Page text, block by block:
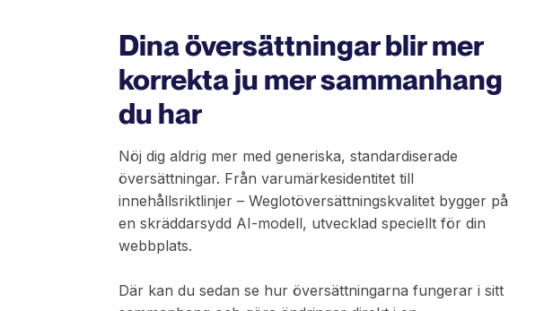
Dina översättningar blir mer
korrekta ju mer sammanhang
du har
Nöj dig aldrig mer med generiska, standardiserade
översättningar. Från varumärkesidentitet till
innehållsriktlinjer – Weglotöversättningskvalitet bygger på
en skräddarsydd AI-modell, utvecklad speciellt för din
webbplats.
Där kan du sedan se hur översättningarna fungerar i sitt